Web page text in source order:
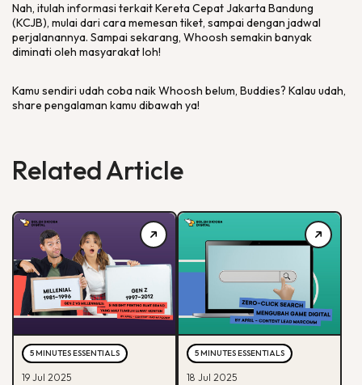
Nah, itulah informasi terkait Kereta Cepat Jakarta Bandung
(KCJB), mulai dari cara memesan tiket, sampai dengan jadwal
perjalanannya. Sampai sekarang, Whoosh semakin banyak
diminati oleh masyarakat loh!
Kamu sendiri udah coba naik Whoosh belum, Buddies? Kalau udah,
share pengalaman kamu dibawah ya!
Related Article
5 MINUTES ESSENTIALS
19 Jul 2025
5 MINUTES ESSENTIALS
18 Jul 2025